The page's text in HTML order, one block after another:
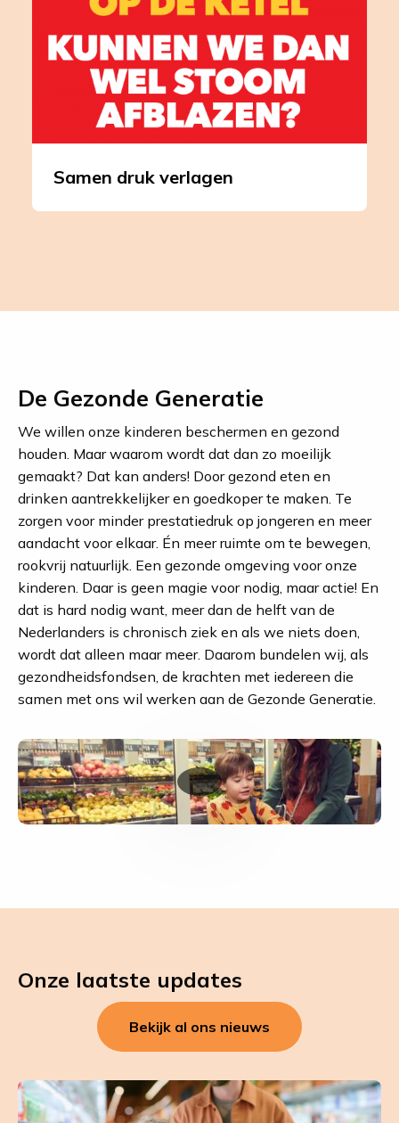
Samen druk verlagen
verlagen
De Gezonde Generatie
We willen onze kinderen beschermen en gezond
houden. Maar waarom wordt dat dan zo moeilijk
gemaakt? Dat kan anders! Door gezond eten en
drinken aantrekkelijker en goedkoper te maken. Te
zorgen voor minder prestatiedruk op jongeren en meer
aandacht voor elkaar. Én meer ruimte om te bewegen,
rookvrij natuurlijk. Een gezonde omgeving voor onze
kinderen. Daar is geen magie voor nodig, maar actie! En
dat is hard nodig want, meer dan de helft van de
Nederlanders is chronisch ziek en als we niets doen,
wordt dat alleen maar meer. Daarom bundelen wij, als
gezondheidsfondsen, de krachten met iedereen die
samen met ons wil werken aan de Gezonde Generatie.
Speel
video
Onze laatste updates
Bekijk al ons nieuws
Leer
meer